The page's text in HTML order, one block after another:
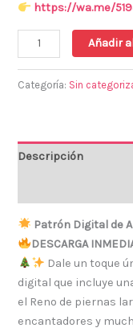
https://wa.me/
Añadir
Categoría: Sin
Descripción
Patrón Digital de
DESCARGA
Dale un toque
digital que incluye
el Reno de piernas
encantadores y